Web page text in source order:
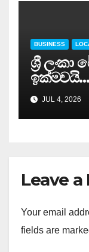
BUSINESS
ශ්‍රී
JUL 4, 2026
Leave a
Your email
fields are